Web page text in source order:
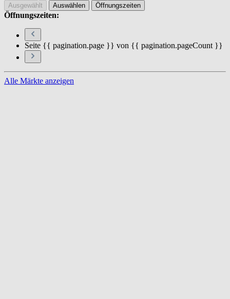
Ausgewählt Auswählen Öffnungszeiten
Öffnungszeiten:
Seite {{ pagination.page }} von {{ pagination.pageCount }}
Alle Märkte anzeigen